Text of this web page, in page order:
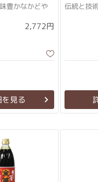
豊かなかどや
2,772円
見る
伝統と技